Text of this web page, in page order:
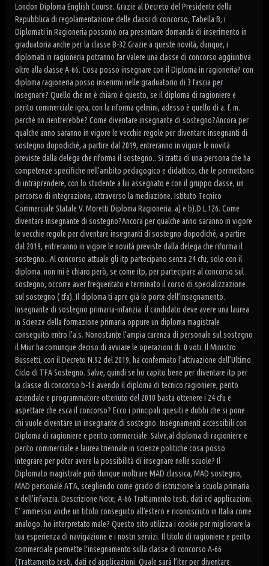
London Diploma English Course. Grazie al Decreto del Presidente della
Repubblica di regolamentazione delle classi di concorso, Tabella B, i
Diplomati in Ragioneria possono ora presentare domanda di inserimento in
graduatoria anche per la classe B-32.Grazie a queste novità, dunque, i
diplomati in ragioneria potranno far valere una classe di concorso aggiuntiva
oltre alla classe A-66. Cosa posso insegnare con il Diploma in ragioneria? con
diploma ragioneria posso inserirmi nelle graduatorio di 3 fascia per
insegnare? Quello che nn è chiaro è questo, se il diploma di ragioniere e
perito commerciale igea, con la riforma gelmini, adesso è quello di a. f. m.
perché nn rientrerebbe? Come diventare insegnante di sostegno?Ancora per
qualche anno saranno in vigore le vecchie regole per diventare insegnanti di
sostegno dopodiché, a partire dal 2019, entreranno in vigore le novità
previste dalla delega che riforma il sostegno.. Si tratta di una persona che ha
competenze specifiche nell’ambito pedagogico e didattico, che le permettono
di intraprendere, con lo studente a lui assegnato e con il gruppo classe, un
percorso di integrazione, attraverso la mediazione. Istituto Tecnico
Commerciale Statale V. Moretti Diploma Ragioneria. a) e b).D.L.126. Come
diventare insegnante di sostegno?Ancora per qualche anno saranno in vigore
le vecchie regole per diventare insegnanti di sostegno dopodiché, a partire
dal 2019, entreranno in vigore le novità previste dalla delega che riforma il
sostegno.. Al concorso attuale gli itp partecipano senza 24 cfu, solo con il
diploma. non mi è chiaro però, se come itp, per partecipare al concorso sul
sostegno, occorre aver frequentato e terminato il corso di specializzazione
sul sostegno ( tfa). Il diploma ti apre già le porte dell’insegnamento.
Insegnante di sostegno primaria-infanzia: il candidato deve avere una laurea
in Scienze della formazione primaria oppure un diploma magistrale
conseguito entro l’a.s. Nonostante l’ampia carenza di personale sul sostegno
il Miur ha comunque deciso di avviare le operazioni di. 0 voti. Il Ministro
Bussetti, con il Decreto N.92 del 2019, ha confermato l’attivazione dell’Ultimo
Ciclo di TFA Sostegno. Salve, quindi se ho capito bene per diventare itp per
la classe di concorso b-16 avendo il diploma di tecnico ragioniere, perito
aziendale e programmatore ottenuto del 2010 basta ottenere i 24 cfu e
aspettare che esca il concorso? Ecco i principali quesiti e dubbi che si pone
chi vuole diventare un insegnante di sostegno. Insegnamenti accessibili con
Diploma di ragioniere e perito commerciale. Salve,al diploma di ragioniere e
perito commerciale e laurea triennale in scienze politiche cosa posso
integrare per poter avere la possibilità di insegnare nelle scuole? Il
Diplomato magistrale può dunque inoltrare MAD classica, MAD sostegno,
MAD personale ATA, scegliendo come grado di istruzione la scuola primaria
e dell’infanzia. Descrizione Note; A-66 Trattamento testi, dati ed applicazioni.
E’ ammesso anche un titolo conseguito all’estero e riconosciuto in Italia come
analogo. ho interpretato male? Questo sito utilizza i cookie per migliorare la
tua esperienza di navigazione e i nostri servizi. Il titolo di ragioniere e perito
commerciale permette l'insegnamento sulla classe di concorso A-66
(Trattamento testi, dati ed applicazioni. Quale sarà l’iter per diventare